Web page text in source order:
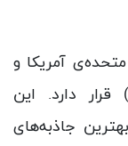
متحده‌ی آمریکا و
در محدوده‌ی دریاچه‌ی پاول (Powell) قرار دارد. این
جاذبه‌های